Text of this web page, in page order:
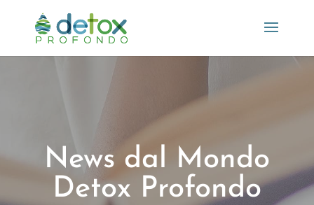
News dal Mondo
Detox Profondo